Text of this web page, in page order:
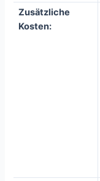
Zusätzliche
Kosten: